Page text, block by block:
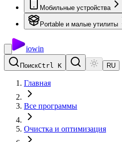
Мобильные устройства
Portable и малые утилиты
iowin
ПоискCtrl K RU
Главная
Все программы
Очистка и оптимизация